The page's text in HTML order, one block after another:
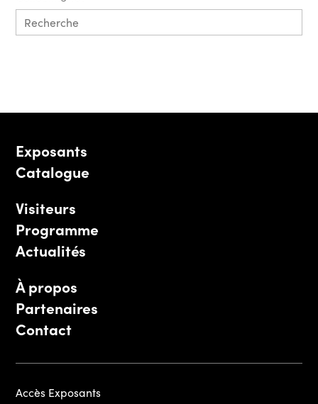
Exposants
Catalogue
Visiteurs
Programme
Actualités
À propos
Partenaires
Contact
Accès Exposants